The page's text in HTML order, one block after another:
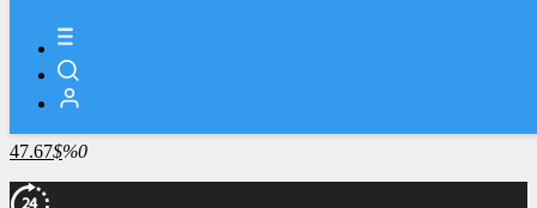
RİPPLE
49.72
%2.2
TETHER
47.67$%0